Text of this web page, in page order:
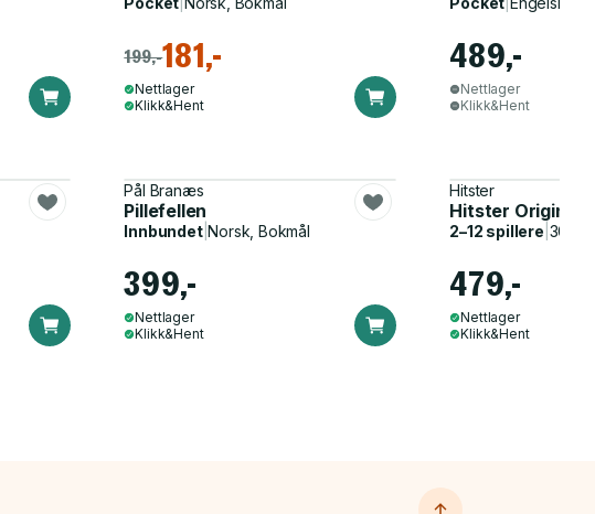
199,-181,-
Nettlager
Klikk&Hent
489,-
Nettlager
Klikk&Hent
Pål Branæs
Pillefellen
Innbundet|Norsk, Bokmål
399,-
Nettlager
Klikk&Hent
Hitster
Hitster Original
2–12 spillere
479,-
Nettlager
Klikk&Hent